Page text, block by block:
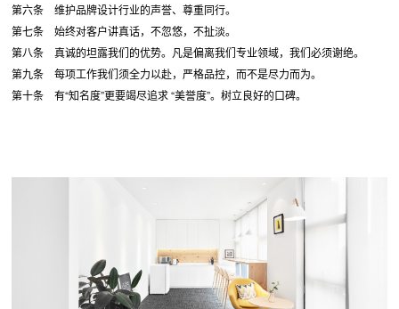
第六条 维护品牌设计行业的声誉、尊重同行。
第七条 始终对客户讲真话，不忽悠，不扯淡。
第八条 真诚的坦露我们的优势。凡是偏离我们专业领域，我们必须谢绝。
第九条 每项工作我们须全力以赴，严格品控，而不是尽力而为。
第十条 有“知名度”更要竭尽追求 “美誉度”。树立良好的口碑。